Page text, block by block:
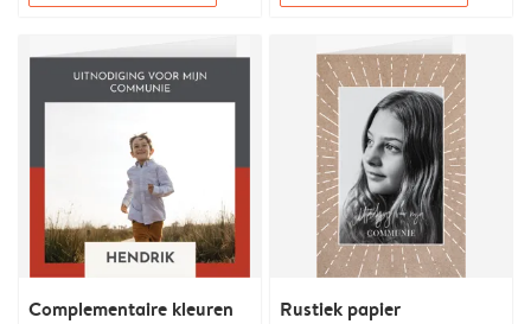
Complementaire kleuren Rustiek papier